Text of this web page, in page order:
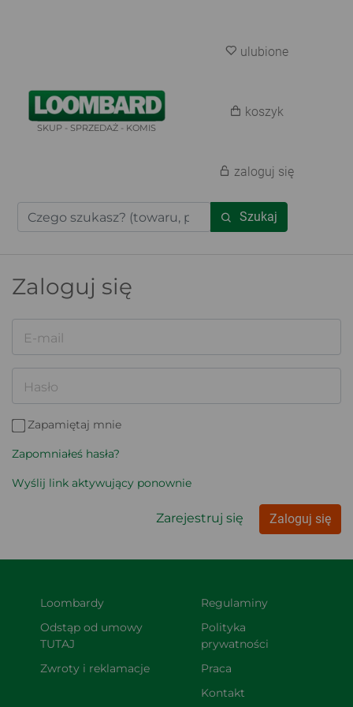
SKUP - SPRZEDAŻ - KOMIS
Szukaj
ulubione
koszyk
zaloguj się
Zaloguj się
E-mail
Hasło
Zapamiętaj mnie
Zapomniałeś hasła?
Wyślij link aktywujący ponownie
Zarejestruj się Zaloguj się
Loombardy
Odstąp od umowy
TUTAJ
Zwroty i reklamacje
Regulaminy
Polityka
prywatności
Praca
Kontakt